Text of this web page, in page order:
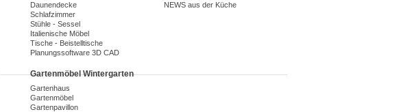
Daunendecke
Schlafzimmer
Stühle - Sessel
Italienische Möbel
Tische - Beistelltische
Planungssoftware 3D CAD
NEWS aus der Küche
Gartenmöbel Wintergarten
Gartenhaus
Gartenmöbel
Gartenpavillon